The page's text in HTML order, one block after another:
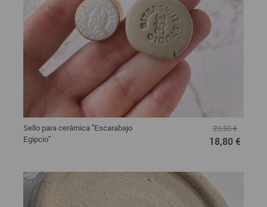
Sello para cerámica "Escarabajo
Egipcio"
23,50 €
18,80 €